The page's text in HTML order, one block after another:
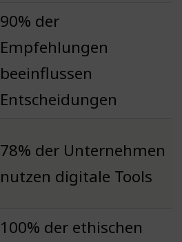
90% der
Empfehlungen
beeinflussen
Entscheidungen
78% der Unternehmen
nutzen digitale Tools
100% der ethischen